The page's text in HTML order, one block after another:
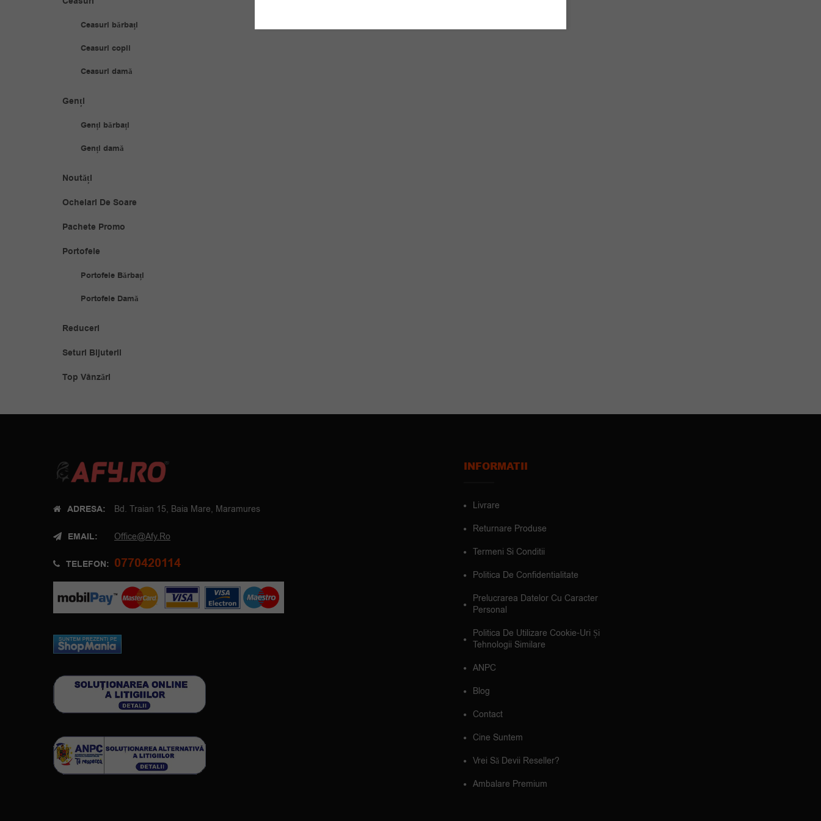
Ceasuri bărbați
Ceasuri copii
Ceasuri damă
Genți
Genți bărbați
Genți damă
Noutăți
Ochelari De Soare
Pachete Promo
Portofele
Portofele Bărbați
Portofele Damă
Reduceri
Seturi Bijuterii
Top Vânzări
ADRESA: Bd. Traian 15, Baia Mare, Maramures
EMAIL: Office@afy.ro
TELEFON: 0770420114
INFORMATII
Livrare
Returnare Produse
Termeni Si Conditii
Politica De Confidentialitate
Prelucrarea Datelor Cu Caracter
Personal
Politica De Utilizare Cookie-Uri Și
Tehnologii Similare
ANPC
Blog
Contact
Cine Suntem
Vrei Să Devii Reseller?
Ambalare Premium